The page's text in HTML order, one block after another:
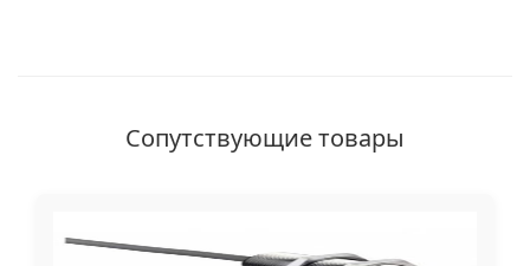
Сопутствующие товары